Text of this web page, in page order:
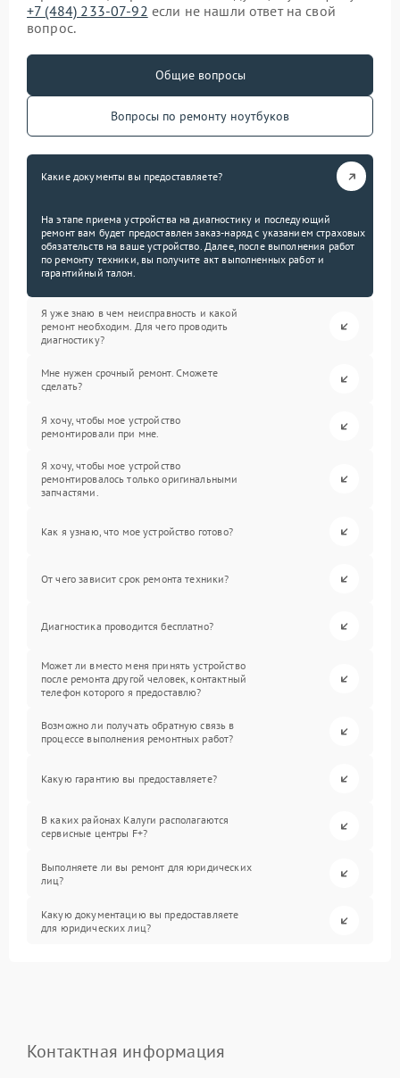
+7 (484) 233-07-92 если не нашли ответ на свой
вопрос.
Общие вопросы
Вопросы по ремонту ноутбуков
Какие документы вы предоставляете?
На этапе приема устройства на диагностику и последующий
ремонт вам будет предоставлен заказ-наряд с указанием страховых
обязательств на ваше устройство. Далее, после выполнения работ
по ремонту техники, вы получите акт выполненных работ и
гарантийный талон.
Я уже знаю в чем неисправность и какой
ремонт необходим. Для чего проводить
диагностику?
Мне нужен срочный ремонт. Сможете
сделать?
Я хочу, чтобы мое устройство
ремонтировали при мне.
Я хочу, чтобы мое устройство
ремонтировалось только оригинальными
запчастями.
Как я узнаю, что мое устройство готово?
От чего зависит срок ремонта техники?
Диагностика проводится бесплатно?
Может ли вместо меня принять устройство
после ремонта другой человек, контактный
телефон которого я предоставлю?
Возможно ли получать обратную связь в
процессе выполнения ремонтных работ?
Какую гарантию вы предоставляете?
В каких районах Калуги располагаются
сервисные центры F+?
Выполняете ли вы ремонт для юридических
лиц?
Какую документацию вы предоставляете
для юридических лиц?
Контактная информация